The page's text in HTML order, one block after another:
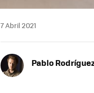
7 Abril 2021
Pablo